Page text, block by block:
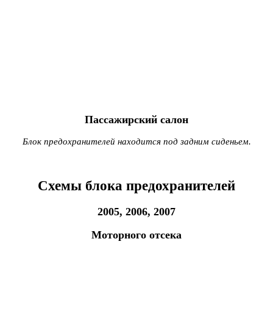
Пассажирский салон
Блок предохранителей находится под задним сиденьем.
Схемы блока предохранителей
2005, 2006, 2007
Моторного отсека